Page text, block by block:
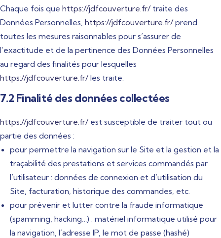
Chaque fois que https://jdfcouverture.fr/traite des
Données Personnelles, https://jdfcouverture.fr/prend
toutes les mesures raisonnables pour s’assurer de
l’exactitude et de la pertinence des Données Personnelles
au regard des finalités pour lesquelles
https://jdfcouverture.fr/les traite.
7.2 Finalité des données collectées
https://jdfcouverture.fr/est susceptible de traiter tout ou
partie des données :
pour permettre la navigation sur le Site et la gestion et la
traçabilité des prestations et services commandés par
l’utilisateur : données de connexion et d’utilisation du
Site, facturation, historique des commandes, etc.
pour prévenir et lutter contre la fraude informatique
(spamming, hacking…) : matériel informatique utilisé pour
la navigation, l’adresse IP, le mot de passe (hashé)